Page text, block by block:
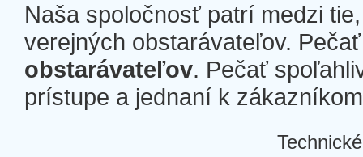
Naša spoločnosť patrí medzi
verejných obstarávateľov.
obstarávateľov. Pečať
prístupe a jednaní k